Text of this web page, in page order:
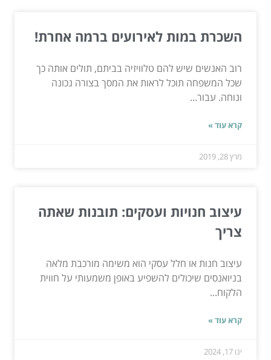
השכרת במות לאירועים ברמה אחרת!
רוב האנשים שיש להם טלוויזיה בביתם, תולים אותה כך
שכל המשפחה תוכל לראות את המסך בצורה נכונה
ונוחה. עבור...
קרא עוד »
מרץ 28, 2019
עיצוב חנויות ועסקים: תובנות שאתה
צריך
עיצוב חנות או חלל עסקי הוא משימה מורכבת מלאה
בניואנסים שיכולים להשפיע באופן משמעותי על חווית
הלקוח...
קרא עוד »
ינו 17, 2024